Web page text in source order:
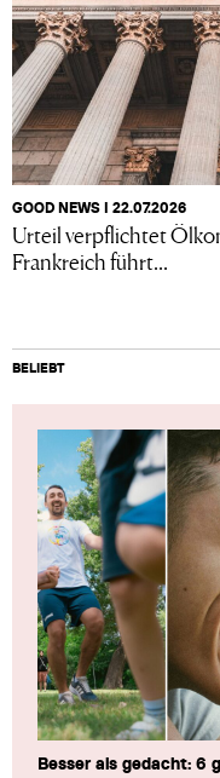
GOOD NEWS I 22.07.2026
Urteil verpflichtet
Frankreich führt...
BELIEBT
Besser als gedacht: 6